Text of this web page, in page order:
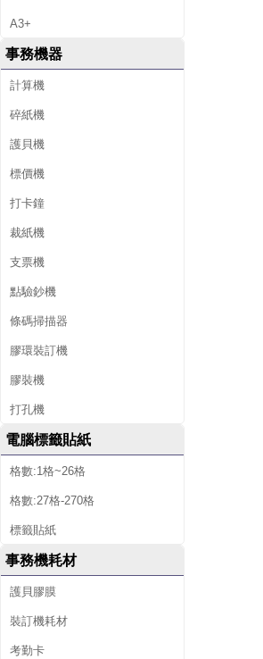
A3+
事務機器
計算機
碎紙機
護貝機
標價機
打卡鐘
裁紙機
支票機
點驗鈔機
條碼掃描器
膠環裝訂機
膠裝機
打孔機
電腦標籤貼紙
格數:1格~26格
格數:27格-270格
標籤貼紙
事務機耗材
護貝膠膜
裝訂機耗材
考勤卡